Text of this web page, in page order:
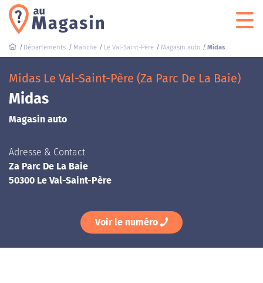
Départements Manche Le Val-Saint-Père Magasin auto Midas
Midas Le Val-Saint-Père (Za Parc De La Baie)
Midas
Magasin auto
Adresse & Contact
Za Parc De La Baie
50300 Le Val-Saint-Père
Voir le numéro